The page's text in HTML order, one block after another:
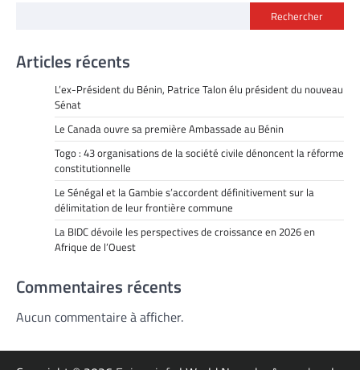
Rechercher
Articles récents
L’ex-Président du Bénin, Patrice Talon élu président du nouveau
Sénat
Le Canada ouvre sa première Ambassade au Bénin
Togo : 43 organisations de la société civile dénoncent la réforme
constitutionnelle
Le Sénégal et la Gambie s’accordent définitivement sur la
délimitation de leur frontière commune
La BIDC dévoile les perspectives de croissance en 2026 en
Afrique de l’Ouest
Commentaires récents
Aucun commentaire à afficher.